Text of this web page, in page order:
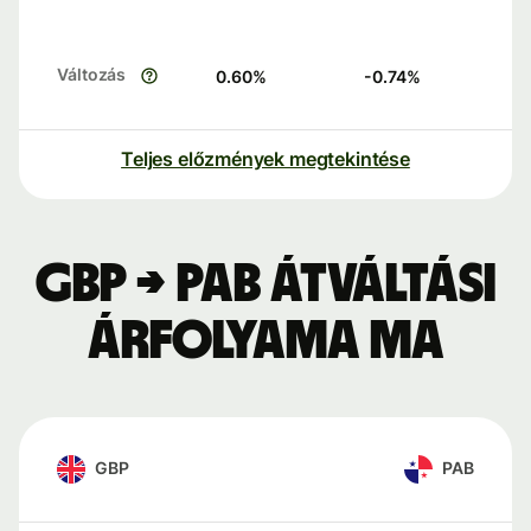
Változás 0.60% -0.74%
Teljes előzmények megtekintése
GBP → PAB átváltási
árfolyama ma
GBP PAB